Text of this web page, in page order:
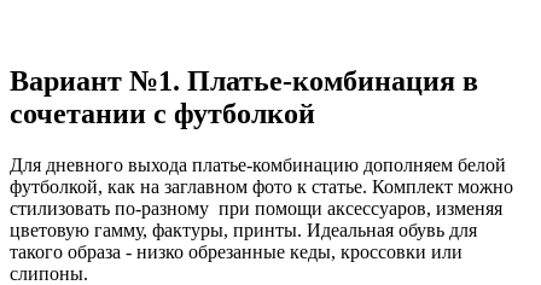
Вариант №1. Платье-комбинация в
сочетании с футболкой
Для дневного выхода платье-комбинацию дополняем белой
футболкой, как на заглавном фото к статье. Комплект можно
стилизовать по-разному при помощи аксессуаров, изменяя
цветовую гамму, фактуры, принты. Идеальная обувь для
такого образа - низко обрезанные кеды, кроссовки или
слипоны.